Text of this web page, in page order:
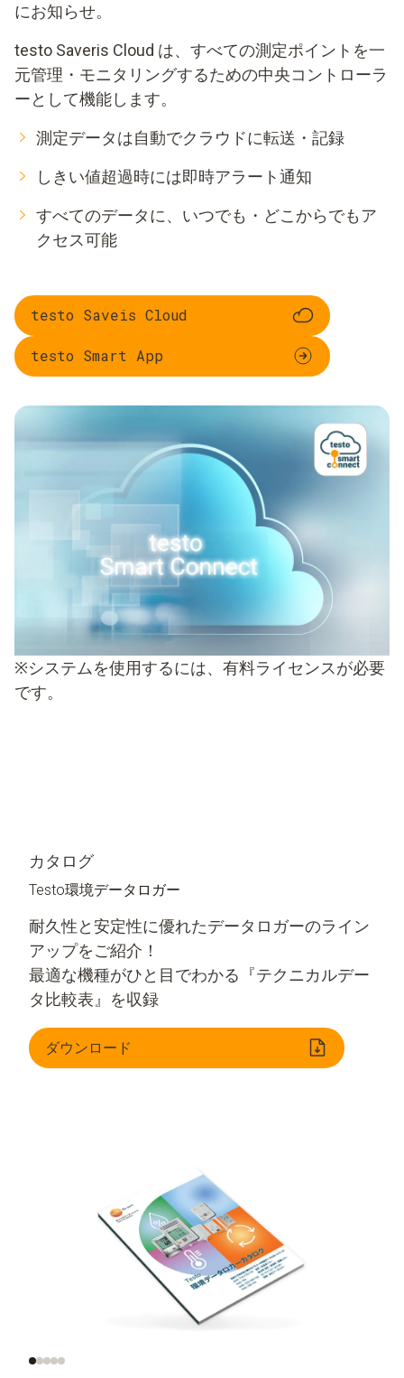
にお知らせ。
testo Saveris Cloud は、すべての測定ポイントを一
元管理・モニタリングするための中央コントローラ
ーとして機能します。
測定データは自動でクラウドに転送・記録
しきい値超過時には即時アラート通知
すべてのデータに、いつでも・どこからでもア
クセス可能
testo Saveis Cloud
testo Smart App
※システムを使用するには、有料ライセンスが必要
です。
カタログ
Testo環境データロガー
耐久性と安定性に優れたデータロガーのライン
アップをご紹介！
最適な機種がひと目でわかる『テクニカルデー
タ比較表』を収録
ダウンロード
製品ラインナップと